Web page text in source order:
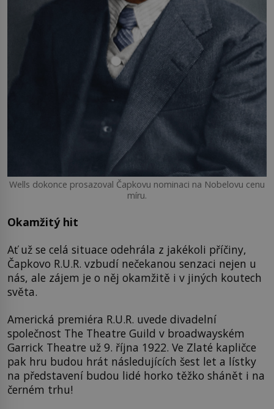
Wells dokonce prosazoval Čapkovu nominaci na Nobelovu cenu
míru.
Okamžitý hit
Ať už se celá situace odehrála z jakékoli příčiny,
Čapkovo R.U.R. vzbudí nečekanou senzaci nejen u
nás, ale zájem je o něj okamžitě i v jiných koutech
světa.
Americká premiéra R.U.R. uvede divadelní
společnost The Theatre Guild v broadwayském
Garrick Theatre už 9. října 1922. Ve Zlaté kapličce
pak hru budou hrát následujících šest let a lístky
na představení budou lidé horko těžko shánět i na
černém trhu!